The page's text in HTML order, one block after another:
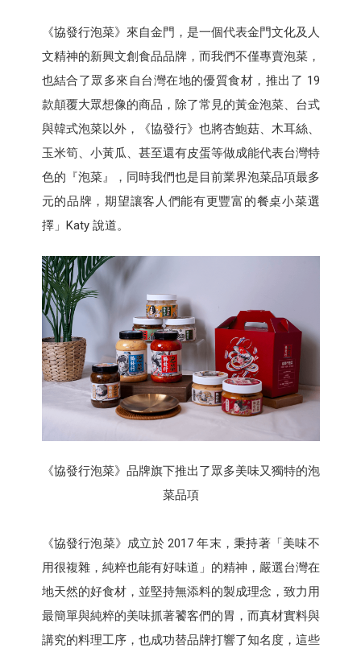
《協發行泡菜》來自金門，是一個代表金門文化及人
文精神的新興文創食品品牌，而我們不僅專賣泡菜，
也結合了眾多來自台灣在地的優質食材，推出了 19
款顛覆大眾想像的商品，除了常見的黃金泡菜、台式
與韓式泡菜以外，《協發行》也將杏鮑菇、木耳絲、
玉米筍、小黃瓜、甚至還有皮蛋等做成能代表台灣特
色的『泡菜』，同時我們也是目前業界泡菜品項最多
元的品牌，期望讓客人們能有更豐富的餐桌小菜選
擇」Katy 說道。
《協發行泡菜》品牌旗下推出了眾多美味又獨特的泡
菜品項
《協發行泡菜》成立於 2017 年末，秉持著「美味不
用很複雜，純粹也能有好味道」的精神，嚴選台灣在
地天然的好食材，並堅持無添料的製成理念，致力用
最簡單與純粹的美味抓著饕客們的胃，而真材實料與
講究的料理工序，也成功替品牌打響了知名度，這些